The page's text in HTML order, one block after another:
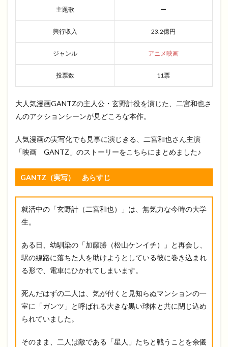
主題歌 ー
興行収入 23.2億円
ジャンル アニメ映画
投票数 11票
大人気漫画GANTZの主人公・玄野計役を演じた、二宮和也さ
んのアクションシーンが見どころな本作。
人気漫画の実写化でも見事に演じきる、二宮和也さん主演
「映画 GANTZ」のストーリーをこちらにまとめました♪
GANTZ（実写） あらすじ
就活中の「玄野計（二宮和也）」は、無気力な今時の大学
生。
ある日、幼馴染の「加藤勝（松山ケンイチ）」と再会し、
駅の線路に落ちた人を助けようとしている彼に巻き込まれ
る形で、電車にひかれてしまいます。
死んだはずの二人は、気が付くと見知らぬマンションの一
室に「ガンツ」と呼ばれる大きな黒い球体と共に閉じ込め
られていました。
そのまま、二人は敵である「星人」たちと戦うことを余儀